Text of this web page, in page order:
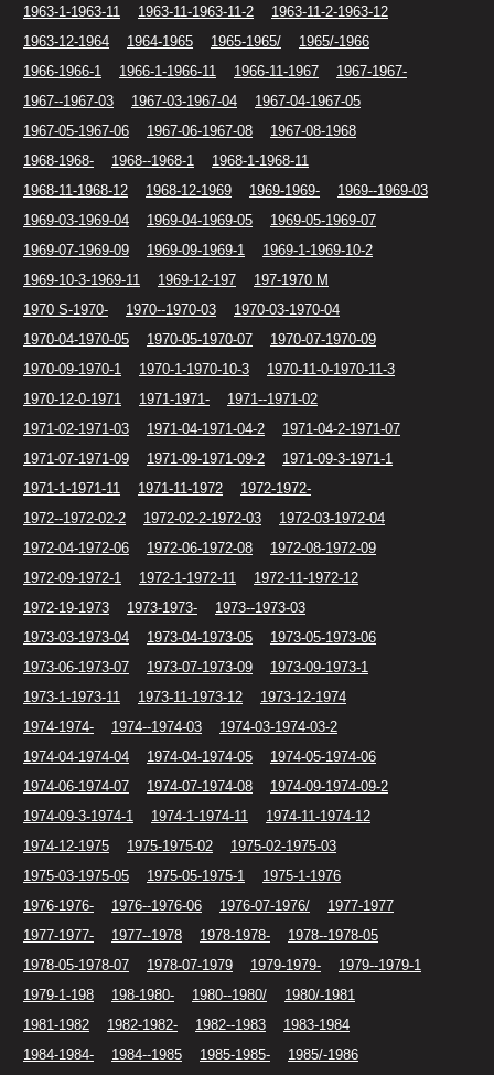
1963-1-1963-11
1963-11-1963-11-2
1963-11-2-1963-12
1963-12-1964
1964-1965 1965-1965/
1965/-1966
1966-1966-1
1966-1-1966-11 1966-11-1967
1967-1967-
1967--1967-03
1967-03-1967-04
1967-04-1967-05
1967-05-1967-06
1967-06-1967-08
1967-08-1968
1968-1968-
1968--1968-1
1968-1-1968-11
1968-11-1968-12
1968-12-1969 1969-1969-
1969--1969-03
1969-03-1969-04
1969-04-1969-05
1969-05-1969-07
1969-07-1969-09
1969-09-1969-1
1969-1-1969-10-2
1969-10-3-1969-11
1969-12-197
197-1970 M
1970 S-1970-
1970--1970-03
1970-03-1970-04
1970-04-1970-05
1970-05-1970-07
1970-07-1970-09
1970-09-1970-1
1970-1-1970-10-3
1970-11-0-1970-11-3
1970-12-0-1971
1971-1971-
1971--1971-02
1971-02-1971-03
1971-04-1971-04-2
1971-04-2-1971-07
1971-07-1971-09
1971-09-1971-09-2
1971-09-3-1971-1
1971-1-1971-11
1971-11-1972
1972-1972-
1972--1972-02-2
1972-02-2-1972-03
1972-03-1972-04
1972-04-1972-06
1972-06-1972-08
1972-08-1972-09
1972-09-1972-1
1972-1-1972-11
1972-11-1972-12
1972-19-1973
1973-1973-
1973--1973-03
1973-03-1973-04
1973-04-1973-05
1973-05-1973-06
1973-06-1973-07
1973-07-1973-09
1973-09-1973-1
1973-1-1973-11
1973-11-1973-12
1973-12-1974
1974-1974-
1974--1974-03
1974-03-1974-03-2
1974-04-1974-04
1974-04-1974-05
1974-05-1974-06
1974-06-1974-07
1974-07-1974-08
1974-09-1974-09-2
1974-09-3-1974-1
1974-1-1974-11
1974-11-1974-12
1974-12-1975
1975-1975-02
1975-02-1975-03
1975-03-1975-05
1975-05-1975-1
1975-1-1976
1976-1976-
1976--1976-06 1976-07-1976/
1977-1977
1977-1977-
1977--1978 1978-1978-
1978--1978-05
1978-05-1978-07
1978-07-1979 1979-1979-
1979--1979-1
1979-1-198
198-1980- 1980--1980/
1980/-1981
1981-1982
1982-1982- 1982--1983
1983-1984
1984-1984-
1984--1985 1985-1985-
1985/-1986